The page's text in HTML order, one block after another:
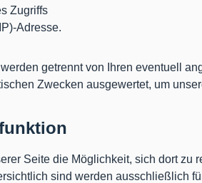
Zugriffs
Adresse.
getrennt von Ihren eventuell
Zwecken ausgewertet, um
Seite die Möglichkeit, sich dort
sind werden ausschließlich